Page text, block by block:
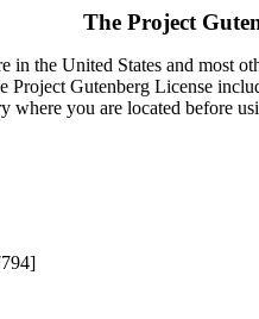
The Project
in the United States and most
Project Gutenberg License
you are located before